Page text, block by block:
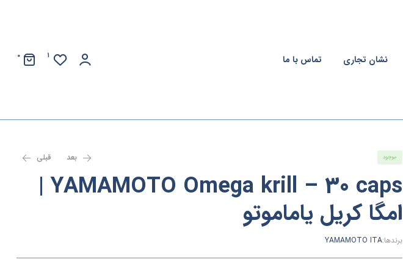
نشان تجاری تماس با ما 1
0
موجود قبلی بعد
YAMAMOTO Omega krill – 30 caps |
امگا کریل یاماموتو
برندها:YAMAMOTO ITA